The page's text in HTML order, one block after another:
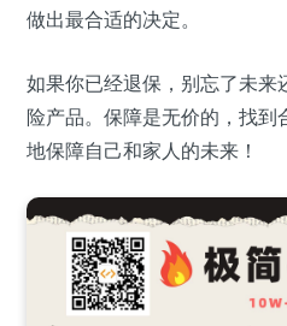
做出最合适的决定。
如果你已经退保，别忘了未来
险产品。保障是无价的，找
地保障自己和家人的未来！